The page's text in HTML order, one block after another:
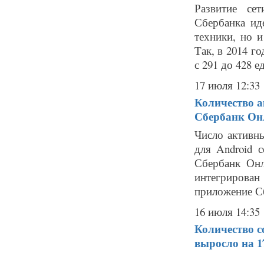
Развитие
Сбербанка
техники, но
Так, в 2014
с 291 до 428
17 июля 12:33
Количество
Сбербанк
Число
для Android
Сбербанк
приложение
16 июля 14:35
Количество
выросло на